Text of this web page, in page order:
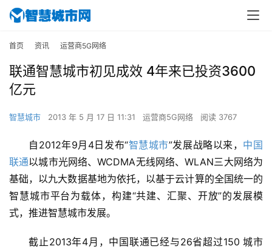
首页 资讯 运营商5G网络
联通智慧城市初见成效 4年来已投资3600
亿元
智慧城市 2013 年 5 月 17 日 11:31 运营商5G网络 阅读 3767
自2012年9月4日发布“智慧城市”发展战略以来， 中国
联通以城市光网络、WCDMA无线网络、WLAN三大网络为
基础，以九大数据基地为依托，以基于云计算的全国统一的
智慧城市平台为载体，构建“共建、汇聚、开放”的发展模
式，推进智慧城市发展。
截止2013年4月，中国联通已经与26省超过150 城市